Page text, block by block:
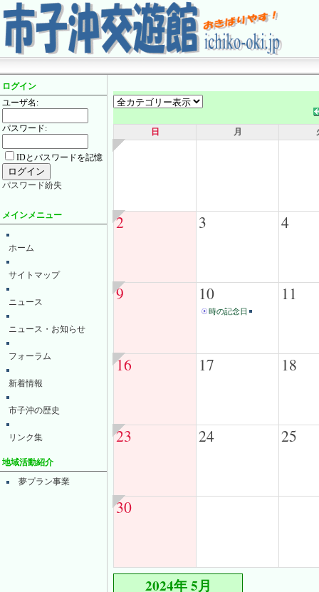
ログイン
ユーザ名:
パスワード:
IDとパスワードを記憶
パスワード紛失
メインメニュー
ホーム
サイトマップ
ニュース
ニュース・お知らせ
フォーラム
新着情報
市子沖の歴史
リンク集
地域活動紹介
夢プラン事業
日 月
2 3 4
9 10
時の記念日
11
16 17 18
23 24 25
30
2024年 5月